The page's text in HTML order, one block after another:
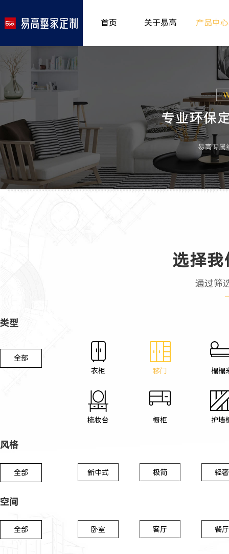
首页 关于易高
>
专卖形象 >
产品中心
室内非
儿童房
厨房空
餐厅空
客厅空
卧室空
木门系
选择
通过筛
类型
全部
衣柜
移门 榻榻
梳妆台 橱柜 护墙
风格
全部 新中式 极简 轻奢
空间
全部 卧室 客厅 餐厅